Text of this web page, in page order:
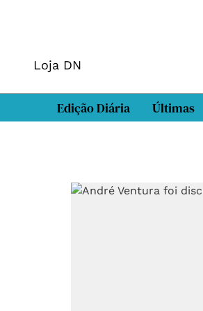
Loja DN
Edição Diária Últimas